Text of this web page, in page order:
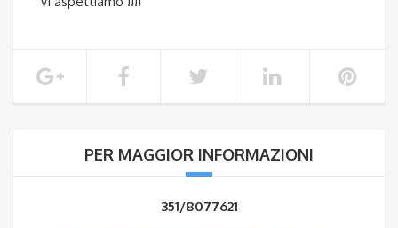
PER MAGGIOR INFORMAZIONI
351/8077621